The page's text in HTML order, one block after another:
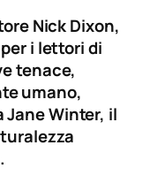
Nick Dixon,
i lettori di
tenace,
umano,
Winter, il